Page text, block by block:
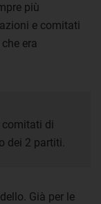
più
e comitati
era
di
dei 2 partiti.
Già per le